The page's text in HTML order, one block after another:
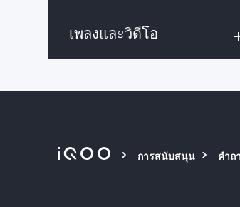
เพลงและวิดีโอ
การสนับสนุน คำถ